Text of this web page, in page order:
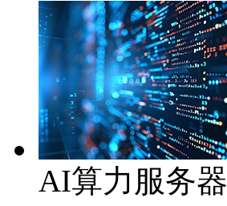
AI算力服务器